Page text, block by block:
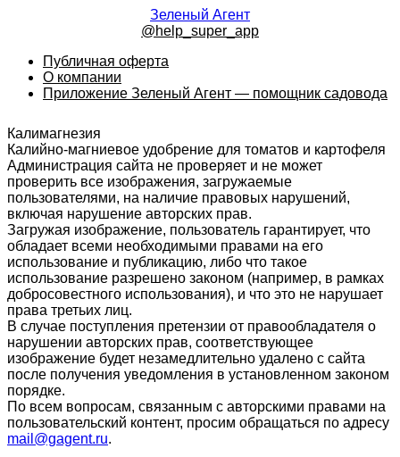
Зеленый Агент
@help_super_app
Публичная оферта
О компании
Приложение Зеленый Агент — помощник садовода
Калимагнезия
Калийно-магниевое удобрение для томатов и картофеля
Администрация сайта не проверяет и не может
проверить все изображения, загружаемые
пользователями, на наличие правовых нарушений,
включая нарушение авторских прав.
Загружая изображение, пользователь гарантирует, что
обладает всеми необходимыми правами на его
использование и публикацию, либо что такое
использование разрешено законом (например, в рамках
добросовестного использования), и что это не нарушает
права третьих лиц.
В случае поступления претензии от правообладателя о
нарушении авторских прав, соответствующее
изображение будет незамедлительно удалено с сайта
после получения уведомления в установленном законом
порядке.
По всем вопросам, связанным с авторскими правами на
пользовательский контент, просим обращаться по адресу
mail@gagent.ru.